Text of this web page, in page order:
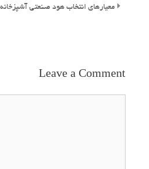
navigation
معیارهای انتخاب هود صنعتی
Leave a Comment